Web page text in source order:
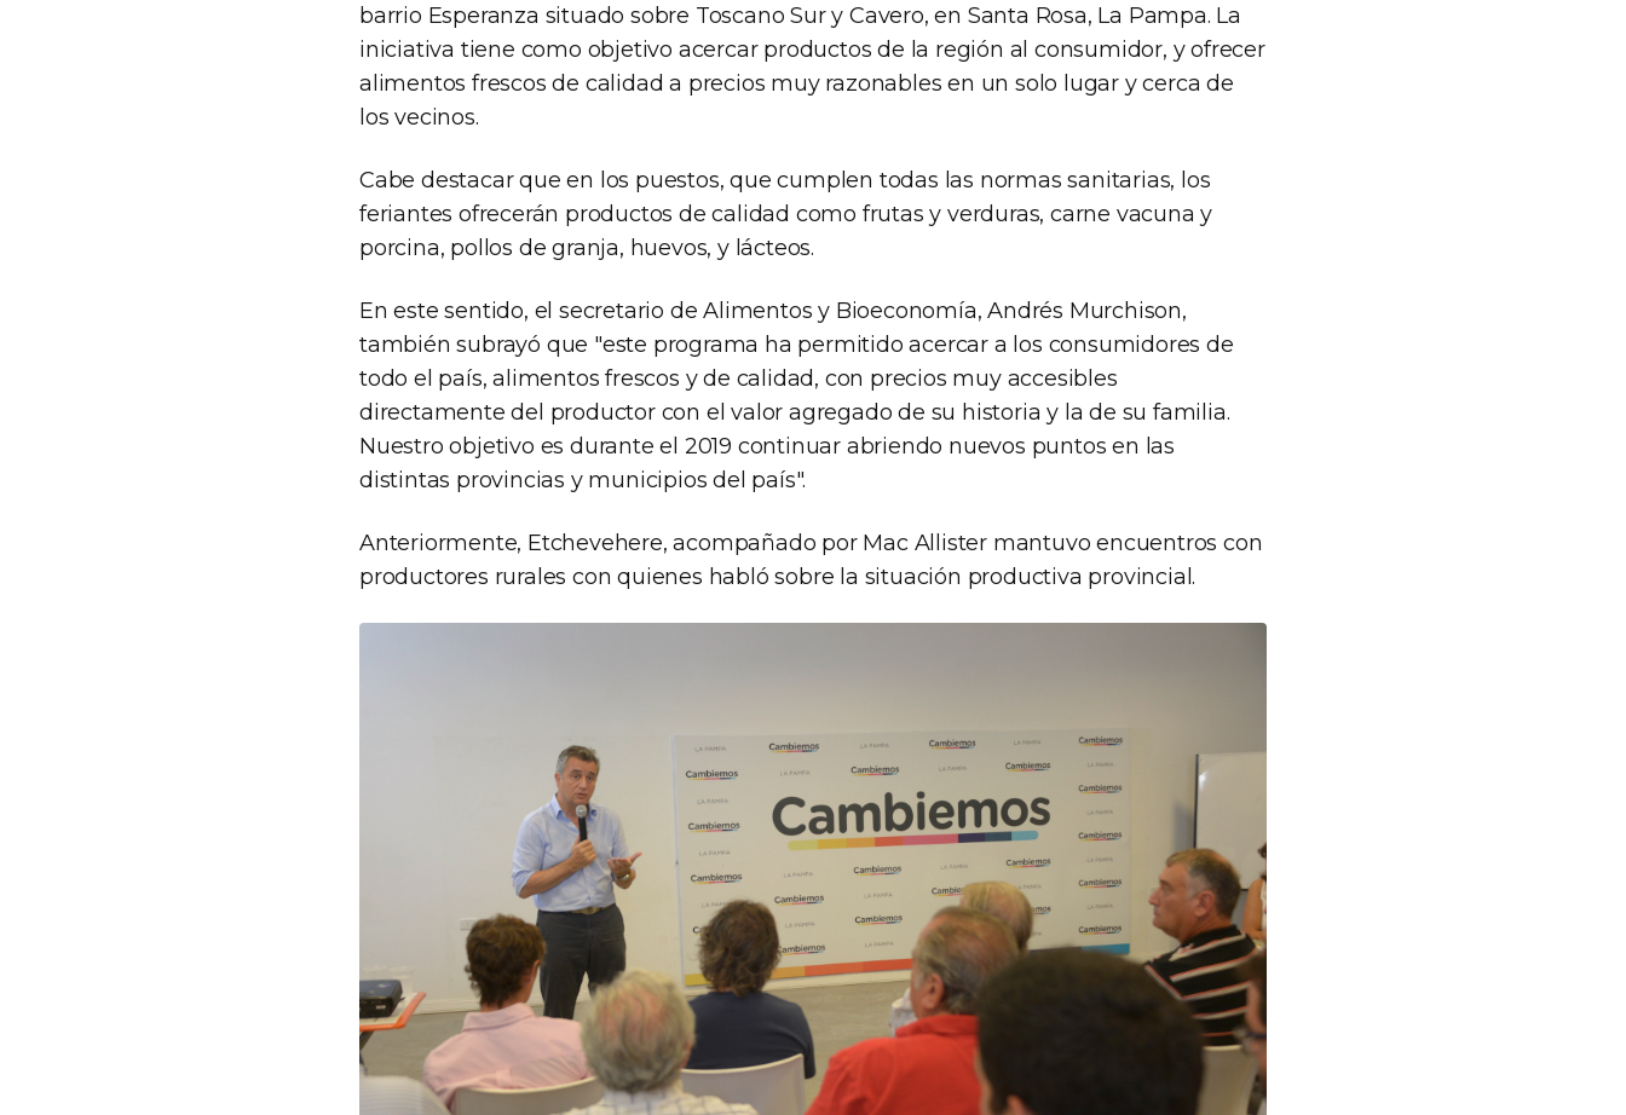
barrio Esperanza situado sobre Toscano Sur y Cavero, en Santa Rosa, La Pampa. La
iniciativa tiene como objetivo acercar productos de la región al consumidor, y ofrecer
alimentos frescos de calidad a precios muy razonables en un solo lugar y cerca de
los vecinos.
Cabe destacar que en los puestos, que cumplen todas las normas sanitarias, los
feriantes ofrecerán productos de calidad como frutas y verduras, carne vacuna y
porcina, pollos de granja, huevos, y lácteos.
En este sentido, el secretario de Alimentos y Bioeconomía, Andrés Murchison,
también subrayó que "este programa ha permitido acercar a los consumidores de
todo el país, alimentos frescos y de calidad, con precios muy accesibles
directamente del productor con el valor agregado de su historia y la de su familia.
Nuestro objetivo es durante el 2019 continuar abriendo nuevos puntos en las
distintas provincias y municipios del país".
Anteriormente, Etchevehere, acompañado por Mac Allister mantuvo encuentros con
productores rurales con quienes habló sobre la situación productiva provincial.